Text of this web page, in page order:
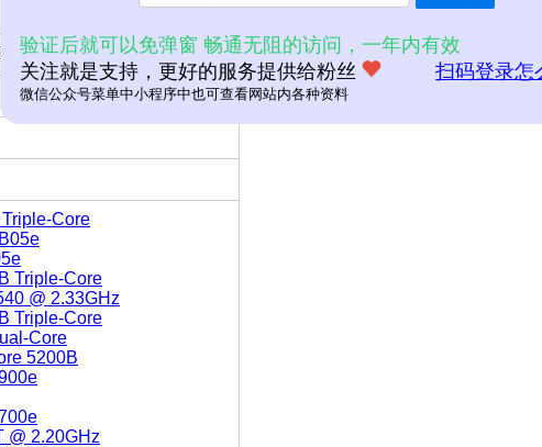
MB
Core
Triple-Core
@ 2.33GHz
Triple-Core
Core
5200B
@ 2.20GHz
验证后就可以免弹窗 畅通无阻的访问，一年内有效
关注就是支持，更好的服务提供给粉丝
扫码登录怎
微信公众号菜单中小程序中也可查看网站内各种资料